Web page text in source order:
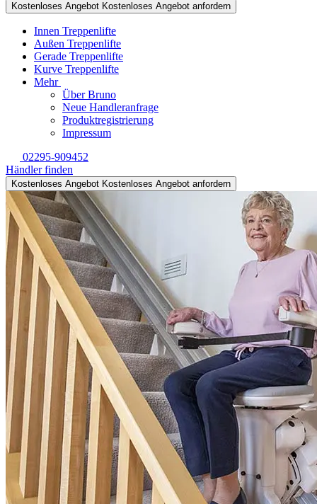
Kostenloses Angebot Kostenloses Angebot anfordern
Innen Treppenlifte
Außen Treppenlifte
Gerade Treppenlifte
Kurve Treppenlifte
Mehr
Über Bruno
Neue Handleranfrage
Produktregistrierung
Impressum
02295-909452
Händler finden
Kostenloses Angebot Kostenloses Angebot anfordern